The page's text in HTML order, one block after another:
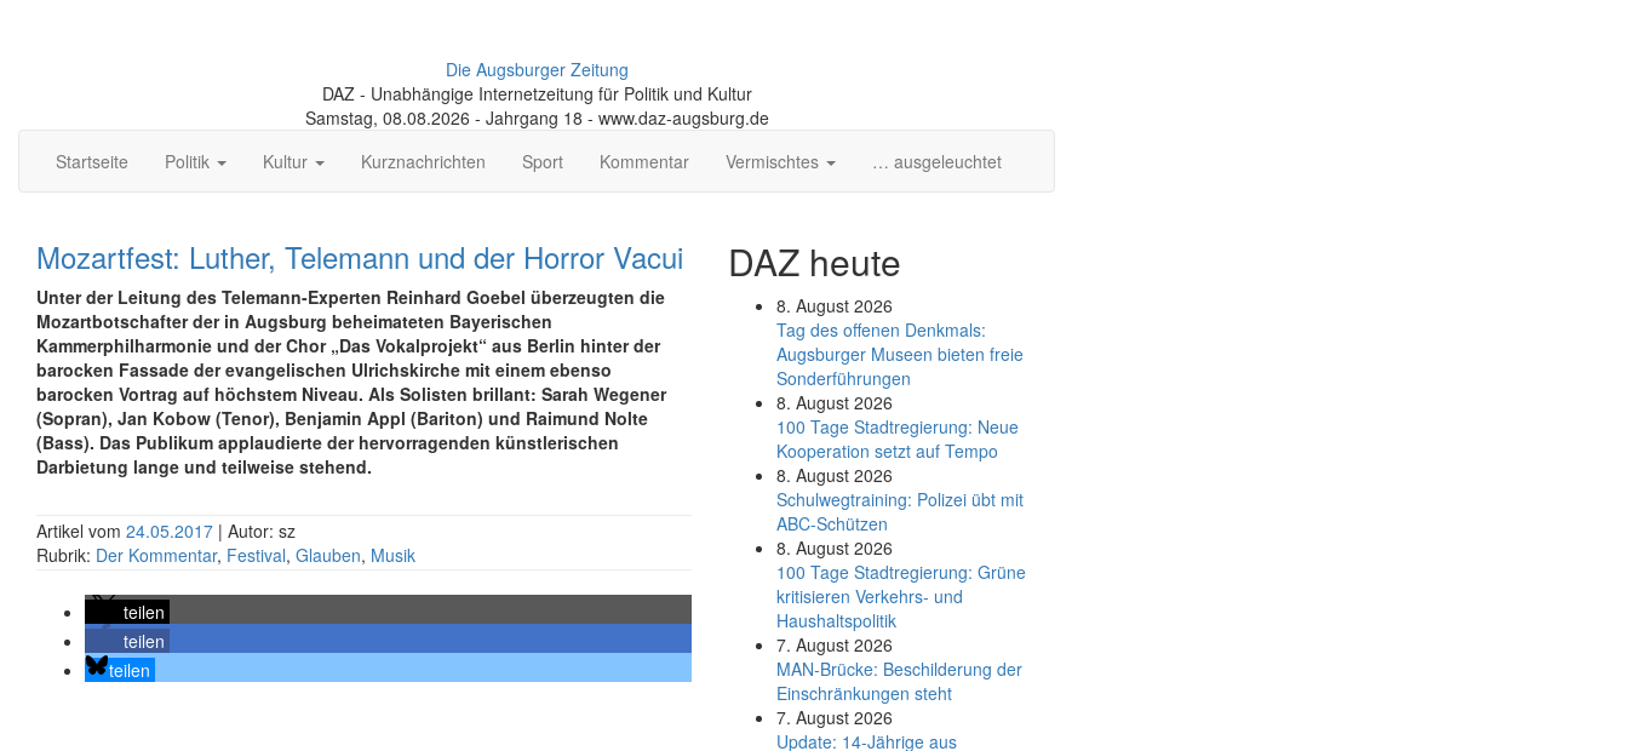
Die Augsburger Zeitung
DAZ - Unabhängige Internetzeitung für Politik und Kultur
Samstag, 08.08.2026 - Jahrgang 18 - www.daz-augsburg.de
Startseite
Politik Kultur Kurznachrichten Sport Kommentar Vermischtes … ausgeleuchtet
Mozartfest: Luther, Telemann und der Horror Vacui
Unter der Leitung des Telemann-Experten Reinhard Goebel überzeugten die
Mozartbotschafter der in Augsburg beheimateten Bayerischen
Kammerphilharmonie und der Chor „Das Vokalprojekt“ aus Berlin hinter der
barocken Fassade der evangelischen Ulrichskirche mit einem ebenso
barocken Vortrag auf höchstem Niveau. Als Solisten brillant: Sarah Wegener
(Sopran), Jan Kobow (Tenor), Benjamin Appl (Bariton) und Raimund Nolte
(Bass). Das Publikum applaudierte der hervorragenden künstlerischen
Darbietung lange und teilweise stehend.
Artikel vom 24.05.2017 | Autor: sz
Rubrik: Der Kommentar, Festival, Glauben, Musik
teilen
teilen
teilen
DAZ heute
8. August 2026
Tag des offenen Denkmals:
Augsburger Museen bieten freie
Sonderführungen
8. August 2026
100 Tage Stadtregierung: Neue
Kooperation setzt auf Tempo
8. August 2026
Schul­weg­trai­ning: Poli­zei übt mit
ABC-Schüt­zen
8. August 2026
100 Tage Stadtregierung: Grüne
kritisieren Verkehrs- und
Haushaltspolitik
7. August 2026
MAN-Brücke: Beschilderung der
Einschränkungen steht
7. August 2026
Update: 14-Jährige aus